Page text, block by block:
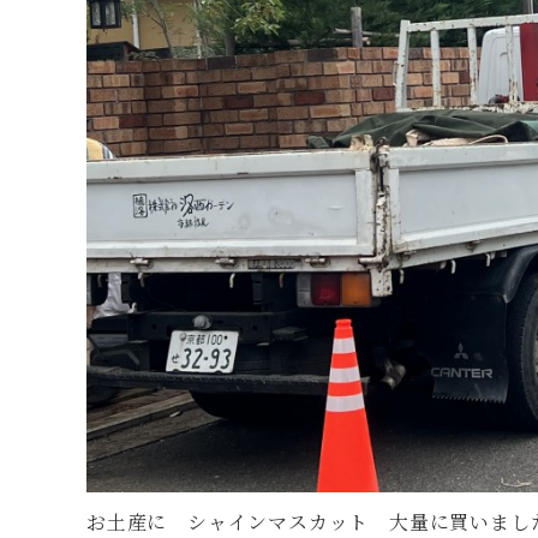
お土産に シャインマスカット 大量に買いまし